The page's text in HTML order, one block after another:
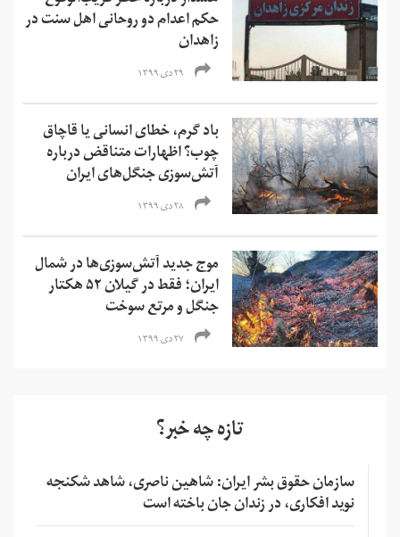
حکم اعدام دو روحانی اهل سنت در
زاهدان
۲۹ دی ۱۳۹۹
باد گرم، خطای انسانی یا قاچاق
چوب؟ اظهارات متناقض درباره
آتش‌سوزی جنگل‌های ایران
۲۸ دی ۱۳۹۹
موج جدید آتش‌سوزی‌ها‌ در شمال
ایران؛ فقط در گیلان ۵۲ هکتار
جنگل و مرتع‌ سوخت
۲۷ دی ۱۳۹۹
تازه چه خبر؟
سازمان حقوق بشر ایران: شاهین ناصری، شاهد شکنجه
نوید افکاری، در زندان جان باخته است